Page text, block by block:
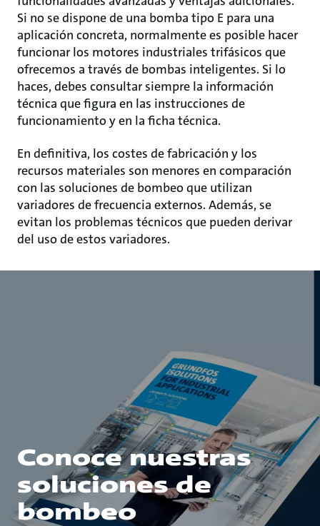
Si no se dispone de una bomba tipo E para una
aplicación concreta, normalmente es posible hacer
funcionar los motores industriales trifásicos que
ofrecemos a través de bombas inteligentes. Si lo
haces, debes consultar siempre la información
técnica que figura en las instrucciones de
funcionamiento y en la ficha técnica.
En definitiva, los costes de fabricación y los
recursos materiales son menores en comparación
con las soluciones de bombeo que utilizan
variadores de frecuencia externos. Además, se
evitan los problemas técnicos que pueden derivar
del uso de estos variadores.
Conoce nuestras
soluciones de
bombeo